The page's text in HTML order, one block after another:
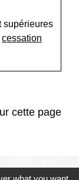
supérieures
cessation
cette page